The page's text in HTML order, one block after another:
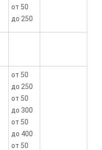
от 50
до 250
от 50
до 250
от 50
до 300
от 50
до 400
от 50